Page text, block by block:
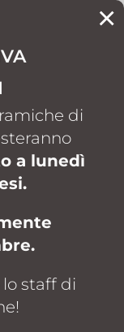
×
di
a lunedì
staff di
a